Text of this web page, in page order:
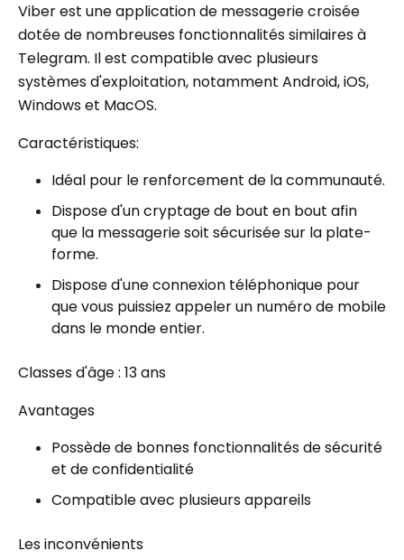
Viber est une application de messagerie croisée
dotée de nombreuses fonctionnalités similaires à
Telegram. Il est compatible avec plusieurs
systèmes d'exploitation, notamment Android, iOS,
Windows et MacOS.
Caractéristiques:
Idéal pour le renforcement de la communauté.
Dispose d'un cryptage de bout en bout afin
que la messagerie soit sécurisée sur la plate-
forme.
Dispose d'une connexion téléphonique pour
que vous puissiez appeler un numéro de mobile
dans le monde entier.
Classes d'âge : 13 ans
Avantages
Possède de bonnes fonctionnalités de sécurité
et de confidentialité
Compatible avec plusieurs appareils
Les inconvénients